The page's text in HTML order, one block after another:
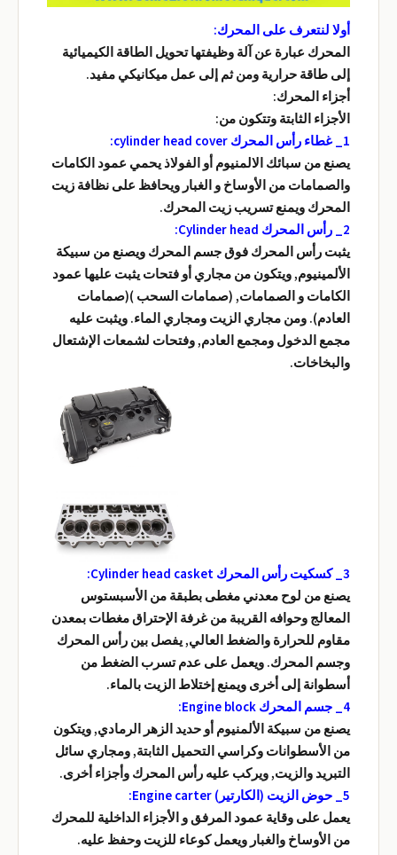
أولا لنتعرف على المحرك:
المحرك عبارة عن آلة وظيفتها تحويل الطاقة الكيميائية
إلى طاقة حرارية ومن ثم إلى عمل ميكانيكي مفيد.
أجزاء المحرك:
الأجزاء الثابتة وتتكون من:
1_ غطاء رأس المحرك cylinder head cover:
يصنع من سبائك الالمنيوم أو الفولاذ يحمي عمود الكامات
والصمامات من الأوساخ و الغبار ويحافظ على نظافة زيت
المحرك ويمنع تسريب زيت المحرك.
2_ رأس المحرك Cylinder head:
يثبت رأس المحرك فوق جسم المحرك ويصنع من سبيكة
الألمينيوم, ويتكون من مجاري أو فتحات يثبت عليها عمود
الكامات و الصمامات, (صمامات السحب )(صمامات
العادم). ومن مجاري الزيت ومجاري الماء. ويثبت عليه
مجمع الدخول ومجمع العادم, وفتحات لشمعات الإشتعال
والبخاخات.
3_ كسكيت رأس المحرك Cylinder head casket:
يصنع من لوح معدني مغطى بطبقة من الأسبستوس
المعالج وحوافه القريبة من غرفة الإحتراق مغطات بمعدن
مقاوم للحرارة والضغط العالي, يفصل بين رأس المحرك
وجسم المحرك. ويعمل على عدم تسرب الضغط من
أسطوانة إلى أخرى ويمنع إختلاط الزيت بالماء.
4_ جسم المحرك Engine block:
يصنع من سبيكة الألمنيوم أو حديد الزهر الرمادي, ويتكون
من الأسطوانات وكراسي التحميل الثابتة, ومجاري سائل
التبريد والزيت, ويركب عليه رأس المحرك وأجزاء أخرى.
5_ حوض الزيت (الكارتير) Engine carter:
يعمل على وقاية عمود المرفق و الأجزاء الداخلية للمحرك
من الأوساخ والغبار ويعمل كوعاء للزيت وحفظ عليه.